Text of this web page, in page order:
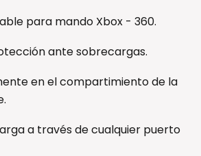
para mando Xbox - 360.
ante sobrecargas.
en el compartimiento de la
a través de cualquier puerto